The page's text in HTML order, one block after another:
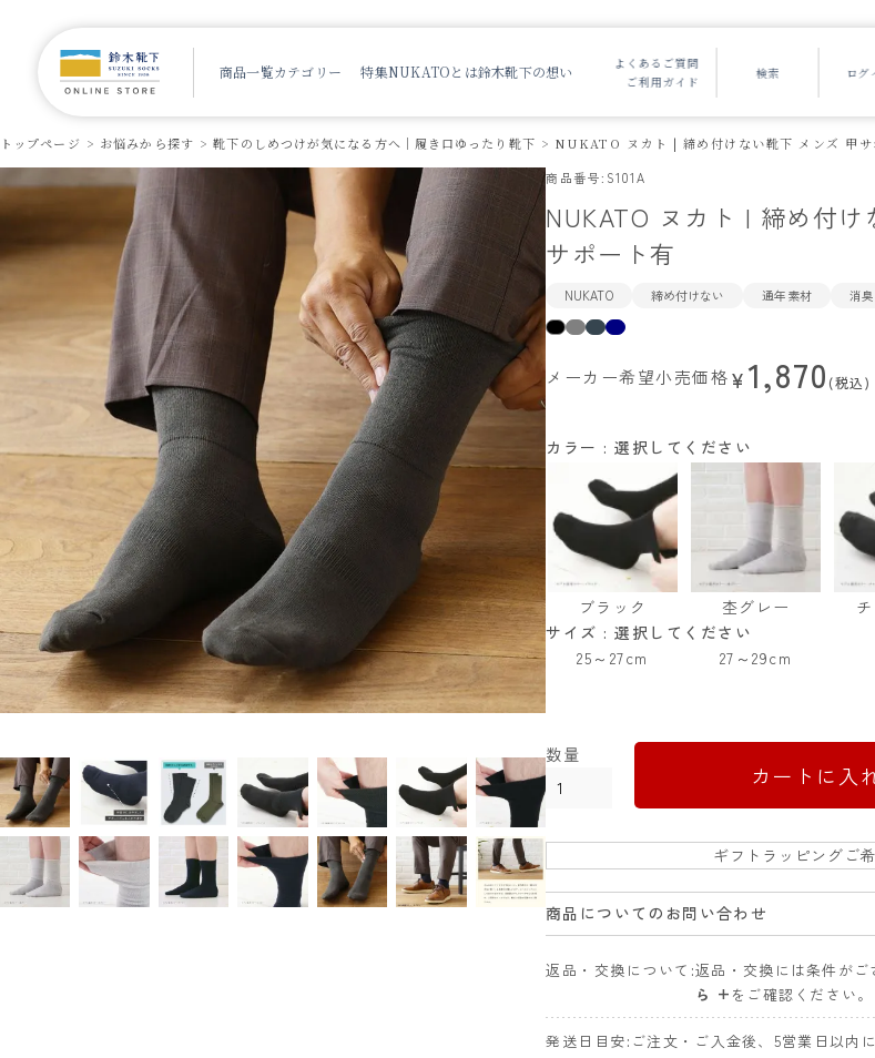
商品一覧カテゴリー 特集NUKATOとは鈴木靴下の想い
よくあるご質問
ご利用ガイド
トップページ お悩みから探す 靴下のしめつけが気になる方へ｜履き口ゆったり靴下
NUKATO ヌカト | 締め付けない靴下 メンズ 甲サ
商品番号 S101A
NUKATO ヌカト | 締め付
サポート有
NUKATO 締め付けない 通年素材 消臭
メーカー希望小売価格¥1,870 税込
サイズ
選択してください
25～27cm
27～29cm
カラー 選択してください
ブラック 杢グレー
カートに入
ギフトラッピングご
商品についてのお問い合わせ
返品・交換について 返品・交換には条件がご
ら + をご確認ください。
発送日目安 ご注文・ご入金後、5営業日以内